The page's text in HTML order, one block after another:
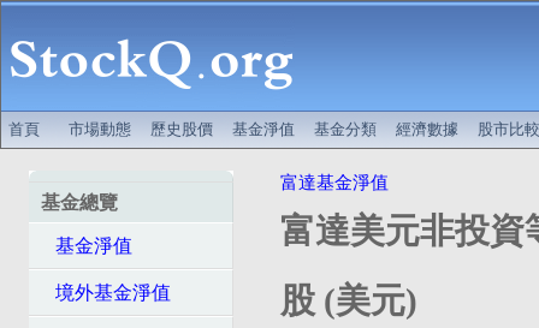
首頁 市場動態 歷史股價 基金淨值 基金分類 經濟數據 股市比較
基金總覽
基金淨值
境外基金淨值
富達基金淨值
富達美元非投資
股 (美元)